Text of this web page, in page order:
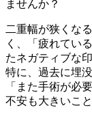
ませんか？
二重幅が狭くな
く、「疲れてい
たネガティブな
特に、過去に埋
「また手術が必
不安も大きいこ